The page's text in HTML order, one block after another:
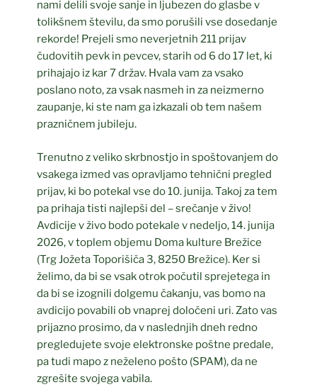
nami delili svoje sanje in ljubezen do glasbe v
tolikšnem številu, da smo porušili vse dosedanje
rekorde! Prejeli smo neverjetnih 211 prijav
čudovitih pevk in pevcev, starih od 6 do 17 let, ki
prihajajo iz kar 7 držav. Hvala vam za vsako
poslano noto, za vsak nasmeh in za neizmerno
zaupanje, ki ste nam ga izkazali ob tem našem
prazničnem jubileju.
Trenutno z veliko skrbnostjo in spoštovanjem do
vsakega izmed vas opravljamo tehnični pregled
prijav, ki bo potekal vse do 10. junija. Takoj za tem
pa prihaja tisti najlepši del – srečanje v živo!
Avdicije v živo bodo potekale v nedeljo, 14. junija
2026, v toplem objemu Doma kulture Brežice
(Trg Jožeta Toporišiča 3, 8250 Brežice). Ker si
želimo, da bi se vsak otrok počutil sprejetega in
da bi se izognili dolgemu čakanju, vas bomo na
avdicijo povabili ob vnaprej določeni uri. Zato vas
prijazno prosimo, da v naslednjih dneh redno
pregledujete svoje elektronske poštne predale,
pa tudi mapo z neželeno pošto (SPAM), da ne
zgrešite svojega vabila.